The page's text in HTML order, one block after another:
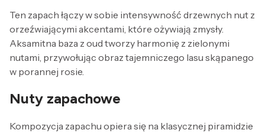
Ten zapach łączy w sobie intensywność drzewnych nut z
orzeźwiającymi akcentami, które ożywiają zmysły.
Aksamitna baza z oud tworzy harmonię z zielonymi
nutami, przywołując obraz tajemniczego lasu skąpanego
w porannej rosie.
Nuty zapachowe
Kompozycja zapachu opiera się na klasycznej piramidzie